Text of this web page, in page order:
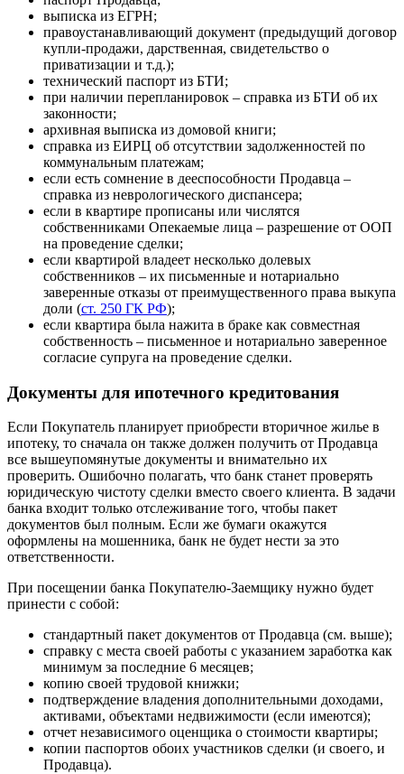
выписка из ЕГРН;
правоустанавливающий документ (предыдущий договор
купли-продажи, дарственная, свидетельство о
приватизации и т.д.);
технический паспорт из БТИ;
при наличии перепланировок – справка из БТИ об их
законности;
архивная выписка из домовой книги;
справка из ЕИРЦ об отсутствии задолженностей по
коммунальным платежам;
если есть сомнение в дееспособности Продавца –
справка из неврологического диспансера;
если в квартире прописаны или числятся
собственниками Опекаемые лица – разрешение от ООП
на проведение сделки;
если квартирой владеет несколько долевых
собственников – их письменные и нотариально
заверенные отказы от преимущественного права выкупа
доли (ст. 250 ГК РФ);
если квартира была нажита в браке как совместная
собственность – письменное и нотариально заверенное
согласие супруга на проведение сделки.
Документы для ипотечного кредитования
Если Покупатель планирует приобрести вторичное жилье в
ипотеку, то сначала он также должен получить от Продавца
все вышеупомянутые документы и внимательно их
проверить. Ошибочно полагать, что банк станет проверять
юридическую чистоту сделки вместо своего клиента. В задачи
банка входит только отслеживание того, чтобы пакет
документов был полным. Если же бумаги окажутся
оформлены на мошенника, банк не будет нести за это
ответственности.
При посещении банка Покупателю-Заемщику нужно будет
принести с собой:
стандартный пакет документов от Продавца (см. выше);
справку с места своей работы с указанием заработка как
минимум за последние 6 месяцев;
копию своей трудовой книжки;
подтверждение владения дополнительными доходами,
активами, объектами недвижимости (если имеются);
отчет независимого оценщика о стоимости квартиры;
копии паспортов обоих участников сделки (и своего, и
Продавца).